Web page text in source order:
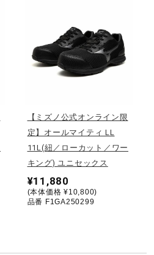
【ミズノ公式オンライン限
定】オールマイティ LL
11L(紐／ローカット／ワー
キング) ユニセックス
¥11,880
(本体価格 ¥10,800)
品番 F1GA250299